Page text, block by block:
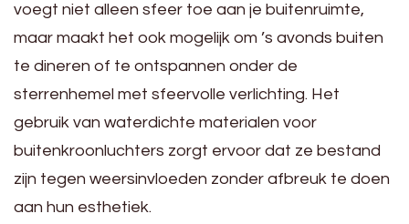
voegt niet alleen sfeer toe aan je buitenruimte,
maar maakt het ook mogelijk om ’s avonds buiten
te dineren of te ontspannen onder de
sterrenhemel met sfeervolle verlichting. Het
gebruik van waterdichte materialen voor
buitenkroonluchters zorgt ervoor dat ze bestand
zijn tegen weersinvloeden zonder afbreuk te doen
aan hun esthetiek.